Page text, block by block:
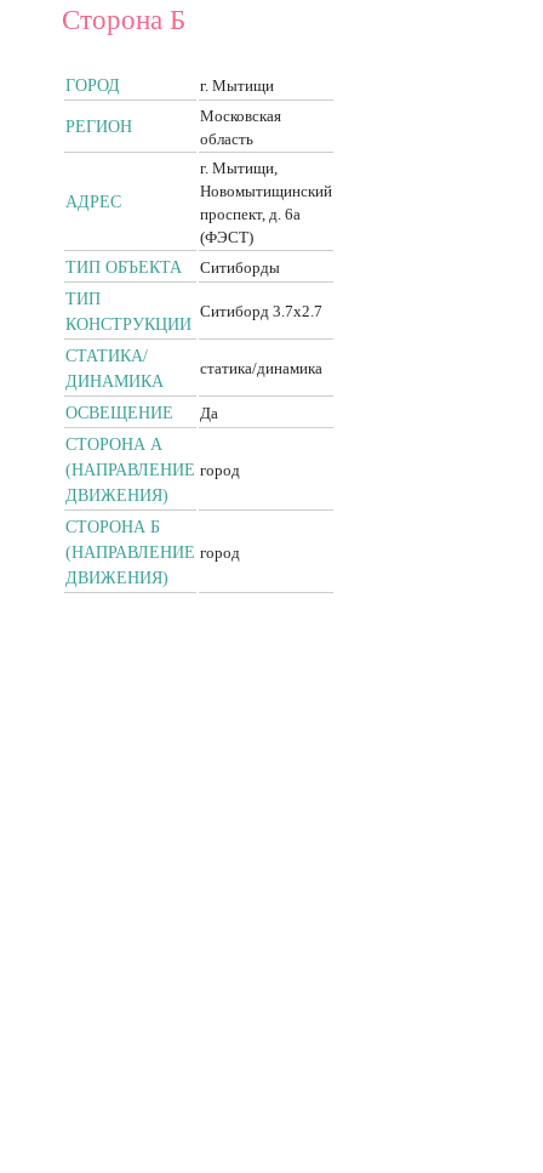
Сторона Б
ГОРОД г. Мытищи
РЕГИОН
Московская
область
АДРЕС
г. Мытищи,
Новомытищинский
проспект, д. 6а
(ФЭСТ)
ТИП ОБЪЕКТА
Ситиборды
ТИП
КОНСТРУКЦИИ
Ситиборд 3.7x2.7
CТАТИКА/
ДИНАМИКА
статика/динамика
ОСВЕЩЕНИЕ
Да
СТОРОНА А
(НАПРАВЛЕНИЕ
ДВИЖЕНИЯ)
город
СТОРОНА Б
(НАПРАВЛЕНИЕ
ДВИЖЕНИЯ)
город